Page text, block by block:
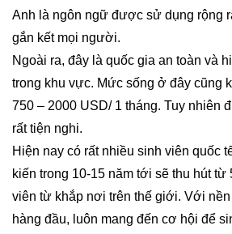
Anh là ngôn ngữ được sử dụng rộng
gắn kết mọi người.
Ngoài ra, đây là quốc gia an toàn và
trong khu vực. Mức sống ở đây cũng
750 – 2000 USD/ 1 tháng. Tuy nhiên
rất tiện nghi.
Hiện nay có rất nhiều sinh viên quốc
kiến trong 10-15 năm tới sẽ thu hút từ
viên từ khắp nơi trên thế giới. Với
hàng đầu, luôn mang đến cơ hội để